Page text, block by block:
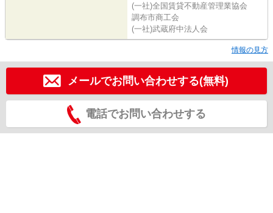
(一社)全国賃貸不動産管理業協会
調布市商工会
(一社)武蔵府中法人会
情報の見方
メールでお問い合わせする(無料)
電話でお問い合わせする